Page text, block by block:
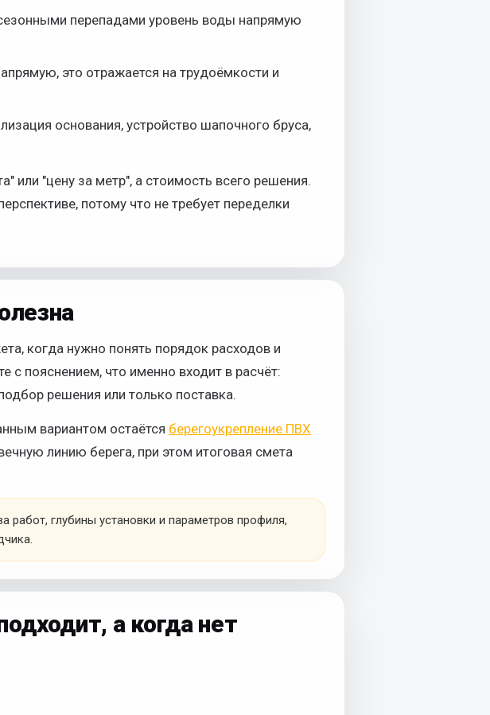
перепадами уровень воды напрямую
это отражается на трудоёмкости и
основания, устройство шапочного бруса,
или "цену за метр", а стоимость всего решения.
потому что не требует переделки
когда нужно понять порядок расходов и
с пояснением, что именно входит в расчёт:
решения или только поставка.
вариантом остаётся берегоукрепление ПВХ
линию берега, при этом итоговая смета
работ, глубины установки и параметров профиля,
а когда нет